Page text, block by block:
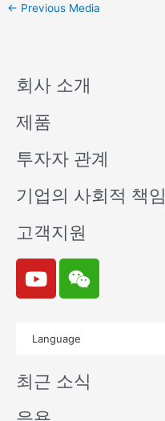
← Previous Media
회사 소개
제품
투자자 관계
기업의 사회적 책임
고객지원
Y
o
u
e
W
e
i
n
Language
최근 소식